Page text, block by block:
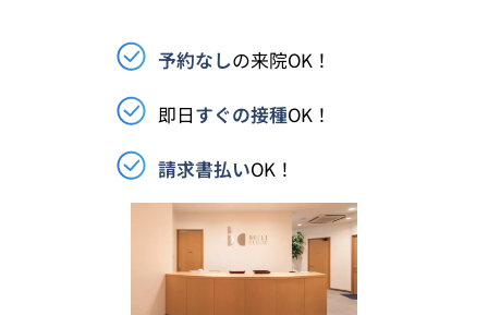
予約なしの来院OK！
即日すぐの接種OK！
請求書払いOK！